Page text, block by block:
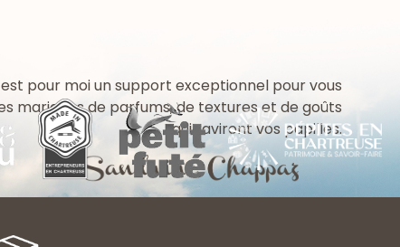
pour moi un support exceptionnel pour vous
mariages de parfums, de textures et de goûts
qui raviront vos papilles.